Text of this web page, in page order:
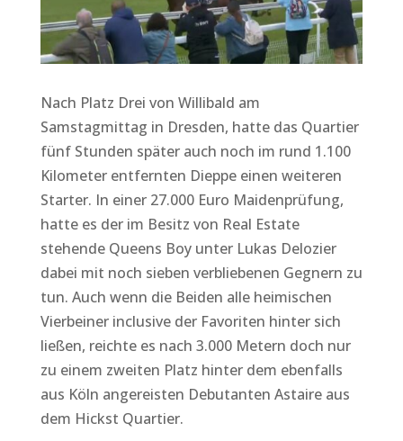
Nach Platz Drei von Willibald am
Samstagmittag in Dresden, hatte das Quartier
fünf Stunden später auch noch im rund 1.100
Kilometer entfernten Dieppe einen weiteren
Starter. In einer 27.000 Euro Maidenprüfung,
hatte es der im Besitz von Real Estate
stehende Queens Boy unter Lukas Delozier
dabei mit noch sieben verbliebenen Gegnern zu
tun. Auch wenn die Beiden alle heimischen
Vierbeiner inclusive der Favoriten hinter sich
ließen, reichte es nach 3.000 Metern doch nur
zu einem zweiten Platz hinter dem ebenfalls
aus Köln angereisten Debutanten Astaire aus
dem Hickst Quartier.